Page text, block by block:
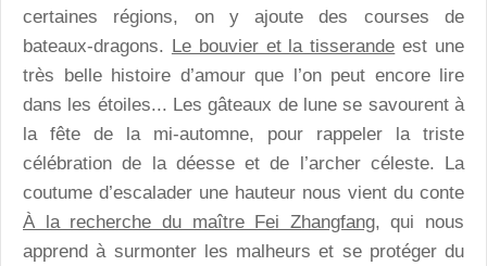
certaines régions, on y ajoute des courses de
bateaux-dragons. Le bouvier et la tisserande est une
très belle histoire d’amour que l’on peut encore lire
dans les étoiles... Les gâteaux de lune se savourent à
la fête de la mi-automne, pour rappeler la triste
célébration de la déesse et de l’archer céleste. La
coutume d’escalader une hauteur nous vient du conte
À la recherche du maître Fei Zhangfang, qui nous
apprend à surmonter les malheurs et se protéger du